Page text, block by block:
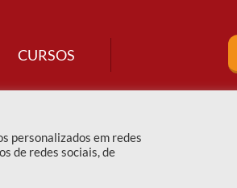
CURSOS
personalizados em redes
de redes sociais, de